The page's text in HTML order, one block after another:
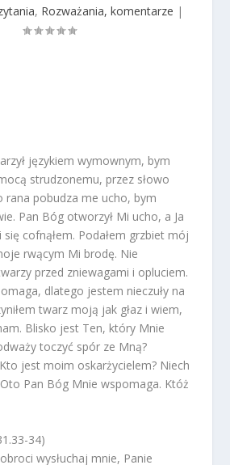
, Rozważania, komentarze |
językiem wymownym, bym
strudzonemu, przez słowo
rana pobudza me ucho, bym
Pan Bóg otworzył Mi ucho, a Ja
się cofnąłem. Podałem grzbiet mój
rwącym Mi brodę. Nie
przed zniewagami i opluciem.
dlatego jestem nieczuły na
twarz moją jak głaz i wiem,
Blisko jest Ten, który Mnie
toczyć spór ze Mną?
jest moim oskarżycielem? Niech
Pan Bóg Mnie wspomaga. Któż
34)
wysłuchaj mnie, Panie